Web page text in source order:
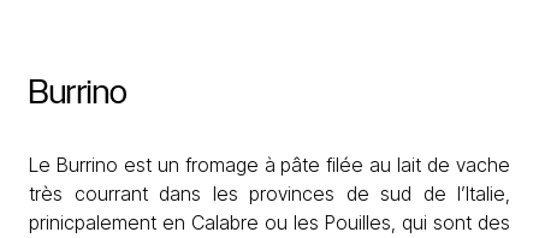
Burrino
Le Burrino est un fromage à pâte filée au lait de vache
très courrant dans les provinces de sud de l’Italie,
prinicpalement en Calabre ou les Pouilles, qui sont des